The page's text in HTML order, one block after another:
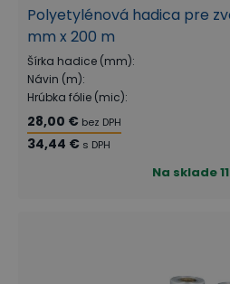
Polyetylénová hadica pre
mm x 200 m
Šírka hadice (mm):
Návin (m):
Hrúbka fólie (mic):
28,00 € bez DPH
34,44 € s DPH
Na sklade